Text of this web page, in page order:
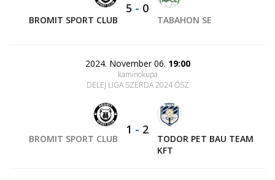
BROMIT SPORT CLUB
5 - 0
TABAHON SE
2024. November 06. 19:00
kaminokupa
DELEJ LIGA SZERDA 2024 ŐSZ
BROMIT SPORT CLUB
1 - 2
TODOR PET BAU TEAM
KFT